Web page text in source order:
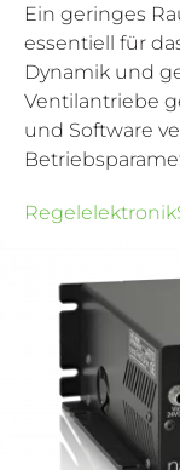
Ein geringes
essentiell für
Dynamik und
Ventilantriebe
und Software
Regelelektronik